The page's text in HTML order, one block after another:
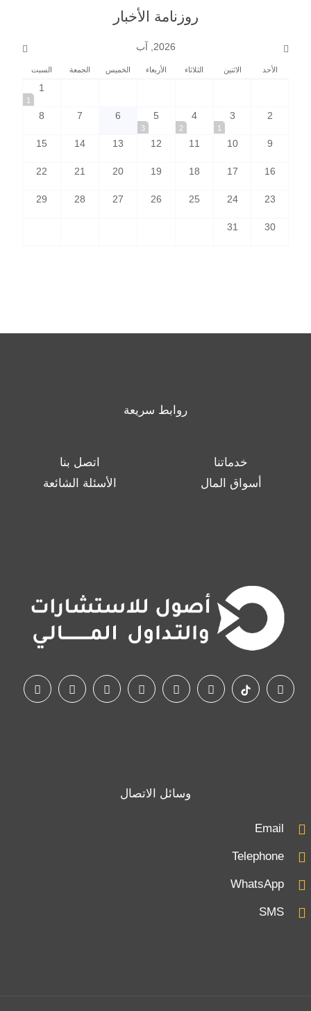
روزنامة الأخبار
2026, آب
الأحد الاثنين الثلاثاء الأربعاء الخميس الجمعة السبت
1
1
2
3
1
4
2
5
3
6
7
8
9
10
11
12
13
14
15
16
17
18
19
20
21
22
23
24
25
26
27
28
29
30
31
روابط سريعة
خدماتنا
اتصل بنا
أسواق المال
الأسئلة الشائعة
وسائل الاتصال
Email
Telephone
WhatsApp
SMS